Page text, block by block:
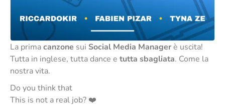
La primacanzone sui Social Media Managerè uscita!
Tutta in inglese, tutta dance e tutta sbagliata. Come la
nostra vita.
Do you think that
This is not a real job? ❤️